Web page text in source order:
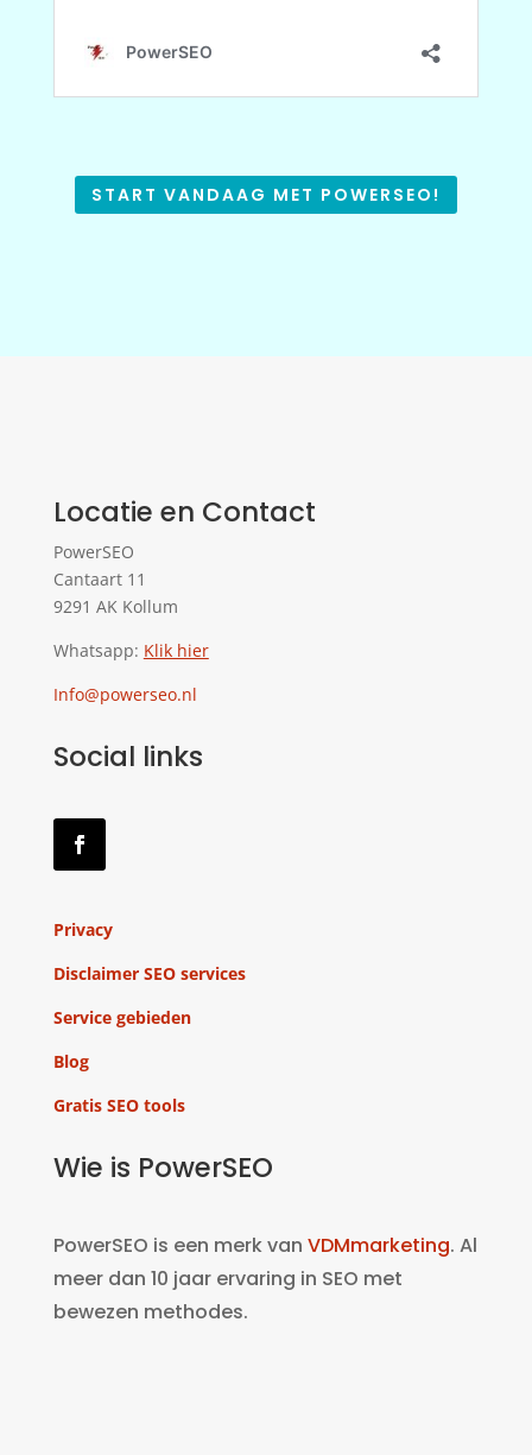
START VANDAAG MET POWERSEO!
Locatie en Contact
PowerSEO
Cantaart 11
9291 AK Kollum
Whatsapp: Klik hier
Info@powerseo.nl
Social links
Privacy
Disclaimer SEO services
Service gebieden
Blog
Gratis SEO tools
Wie is PowerSEO
PowerSEO is een merk van VDMmarketing. Al
meer dan 10 jaar ervaring in SEO met
bewezen methodes.